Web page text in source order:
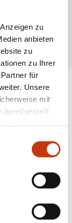
zu
anbieten
zu
zu Ihrer
für
Unsere
mit
bereitgestellt
werden
oder Heilbutt sind
wenn nicht anders